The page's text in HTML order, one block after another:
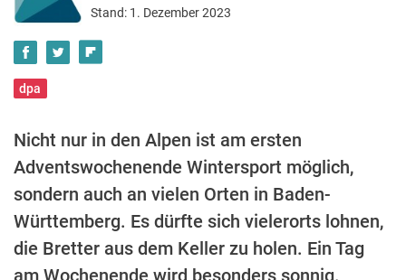
Stand: 1. Dezember 2023
dpa
Nicht nur in den Alpen ist am ersten
Adventswochenende Wintersport möglich,
sondern auch an vielen Orten in Baden-
Württemberg. Es dürfte sich vielerorts lohnen,
die Bretter aus dem Keller zu holen. Ein Tag
am Wochenende wird besonders sonnig.